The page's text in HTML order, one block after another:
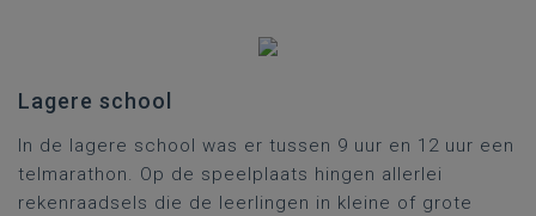
Lagere school
In de lagere school was er tussen 9 uur en 12 uur een
telmarathon. Op de speelplaats hingen allerlei
rekenraadsels die de leerlingen in kleine of grote